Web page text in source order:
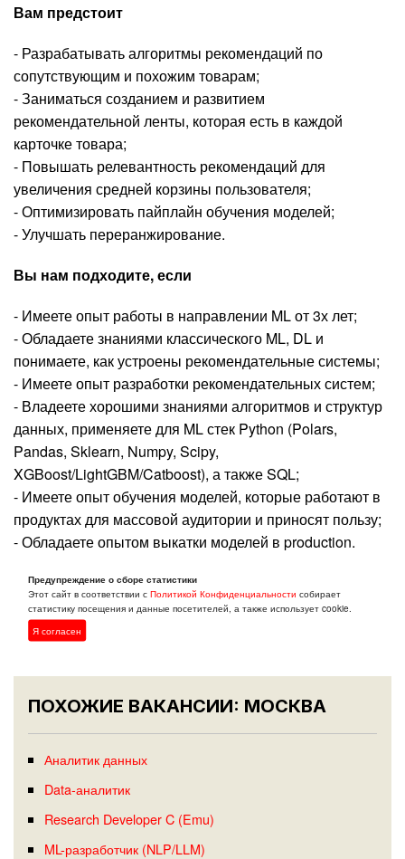
Вам предстоит
- Разрабатывать алгоритмы рекомендаций по
сопутствующим и похожим товарам;
- Заниматься созданием и развитием
рекомендательной ленты, которая есть в каждой
карточке товара;
- Повышать релевантность рекомендаций для
увеличения средней корзины пользователя;
- Оптимизировать пайплайн обучения моделей;
- Улучшать переранжирование.
Вы нам подходите, если
- Имеете опыт работы в направлении ML от 3х лет;
- Обладаете знаниями классического ML, DL и
понимаете, как устроены рекомендательные системы;
- Имеете опыт разработки рекомендательных систем;
- Владеете хорошими знаниями алгоритмов и структур
данных, применяете для ML стек Python (Polars,
Pandas, Sklearn, Numpy, Scipy,
XGBoost/LightGBM/Catboost), а также SQL;
- Имеете опыт обучения моделей, которые работают в
продуктах для массовой аудитории и приносят пользу;
- Обладаете опытом выкатки моделей в production.
Откликнуться
ПОХОЖИЕ ВАКАНСИИ: МОСКВА
Аналитик данных
Data-аналитик
Research Developer C (Emu)
ML-разработчик (NLP/LLM)
Предупреждение о сборе статистики
Этот сайт в соответствии сПолитикой Конфиденциальности собирает
статистику посещения и данные посетителей, а также использует cookie.
Я согласен